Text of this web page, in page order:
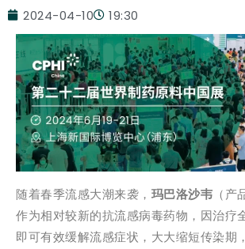
2024-04-10 19:30
随着春季流感大潮来袭， 玛巴洛沙韦 （产
作为相对较新的抗流感病毒药物，因治疗
即可有效缓解流感症状，大大缩短传染期